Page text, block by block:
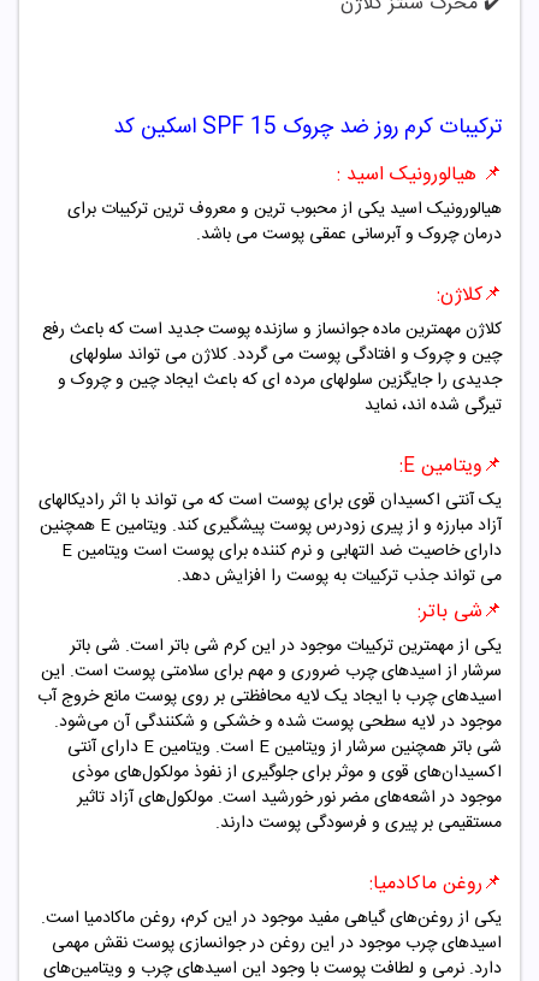
ترکیبات کرم روز ضد چروک SPF 15 اسکین کد
📌 هیالورونیک اسید :
هیالورونیک اسید یکی از محبوب ترین و معروف ترین ترکیبات برای
درمان چروک و آبرسانی عمقی پوست می باشد.
📌کلاژن:
کلاژن مهمترین ماده جوانساز و سازنده پوست جدید است که باعث رفع
چین و چروک و افتادگی پوست می گردد. کلاژن می تواند سلولهای
جدیدی را جایگزین سلولهای مرده ای که باعث ایجاد چین و چروک و
تیرگی شده اند، نماید
📌ویتامینE
:
یک آنتی اکسیدان قوی برای پوست است که می تواند با اثر رادیکالهای
آزاد مبارزه و از پیری زودرس پوست پیشگیری کند. ویتامینE همچنین
دارای خاصیت ضد التهابی و نرم کننده برای پوست است ویتامینE
می تواند جذب ترکیبات به پوست را افزایش دهد.
📌شی باتر:
یکی از مهمترین ترکیبات موجود در این کرم شی باتر است. شی باتر
سرشار از اسیدهای چرب ضروری و مهم برای سلامتی پوست است. این
اسیدهای چرب با ایجاد یک لایه محافظتی بر روی پوست مانع خروج آب
موجود در لایه سطحی پوست شده و خشکی و شکنندگی آن می‌شود.
شی باتر همچنین سرشار از ویتامین E است. ویتامین E دارای آنتی
اکسیدان‌های قوی و موثر برای جلوگیری از نفوذ مولکول‌های موذی
موجود در اشعه‌های مضر نور خورشید است. مولکول‌های آزاد تاثیر
مستقیمی بر پیری و فرسودگی پوست دارند.
📌روغن ماکادمیا:
یکی از روغن‌های گیاهی مفید موجود در این کرم، روغن ماکادمیا است.
اسیدهای چرب موجود در این روغن در جوانسازی پوست نقش مهمی
دارد. نرمی و لطافت پوست با وجود این اسیدهای چرب و ویتامین‌های